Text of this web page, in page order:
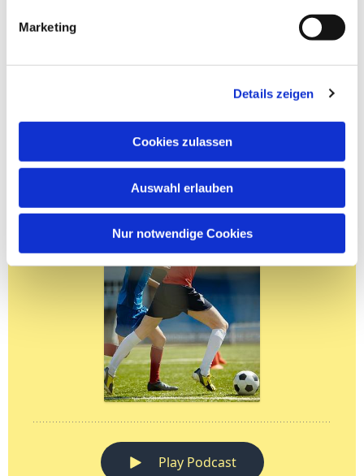
Marketing
Details zeigen
Cookies zulassen
Auswahl erlauben
Nur notwendige Cookies